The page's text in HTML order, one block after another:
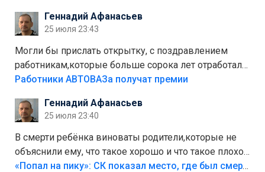
Штрафы мизерные.
Геннадий Афанасьев
25 июля 23:43
Могли бы прислать открытку, с поздравлением
работникам,которые больше сорока лет отработали
на предприятии.
Работники АВТОВАЗа получат премии
Геннадий Афанасьев
25 июля 23:40
В смерти ребёнка виноваты родители,которые не
объяснили ему, что такое хорошо и что такое плохо!
Лезть через такой забор,верх безумия,есть же
«Попал на пику»: СК показал место, где был смертельно травмирован ребенок в Тольятти